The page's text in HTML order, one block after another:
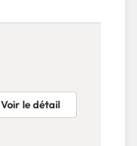
Voir le détail